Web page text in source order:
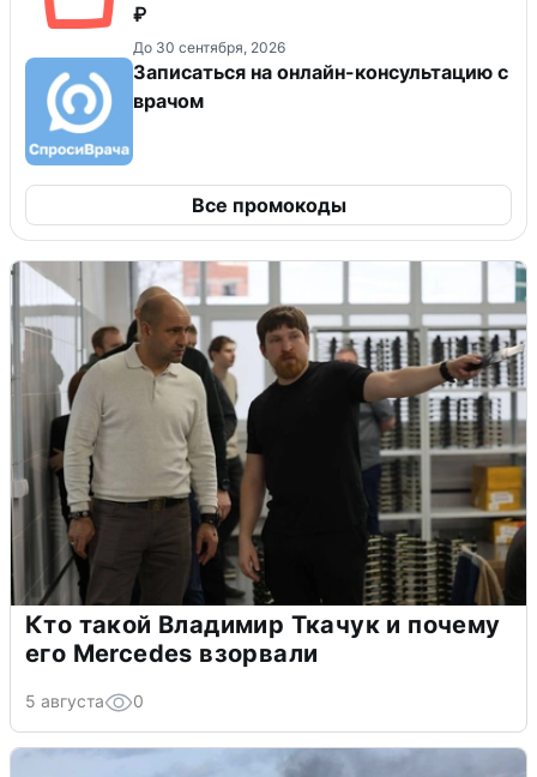
₽
До 30 сентября, 2026
Записаться на онлайн-консультацию с
врачом
Все промокоды
Кто такой Владимир Ткачук и почему
его Mercedes взорвали
5 августа 0